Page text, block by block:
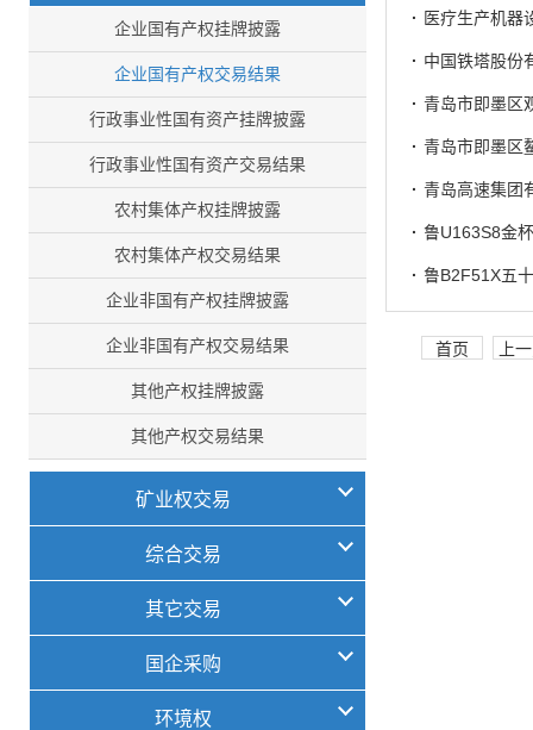
企业国有产权挂牌披露
企业国有产权交易结果
行政事业性国有资产挂牌披露
行政事业性国有资产交易结果
农村集体产权挂牌披露
农村集体产权交易结果
企业非国有产权挂牌披露
企业非国有产权交易结果
其他产权挂牌披露
其他产权交易结果
矿业权交易
综合交易
其它交易
国企采购
环境权
· 医疗生产机器
· 中国铁塔股份
· 青岛市即墨区
· 青岛市即墨区
· 青岛高速集团
· 鲁U163S8金
· 鲁B2F51X五
首页 上